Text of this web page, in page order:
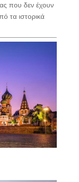
που δεν έχουν
τα ιστορικά